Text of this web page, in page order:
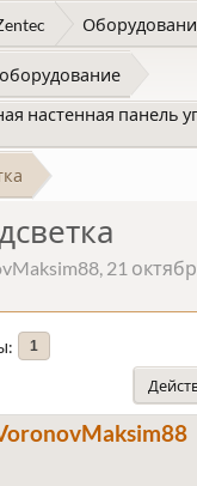
настенная панель
21
1